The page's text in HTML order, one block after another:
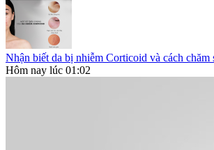
Nhận biết da bị nhiễm Corticoid và cách chăm
Hôm nay lúc 01:02